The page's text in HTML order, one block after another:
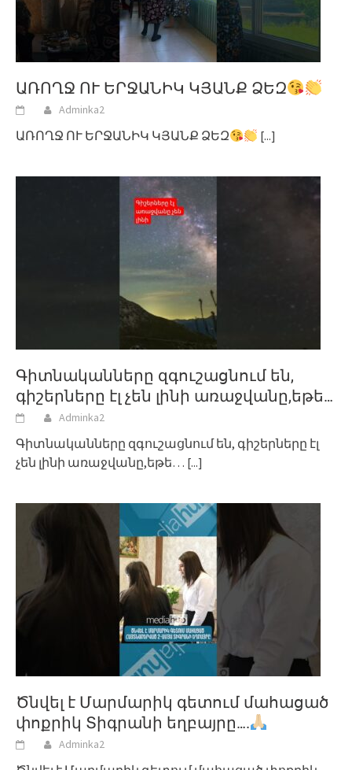
ԱՌՈՂՋ ՈՒ ԵՐՋԱՆԻԿ ԿՅԱՆՔ ՁԵԶ
Adminka2
ԱՌՈՂՋ ՈՒ ԵՐՋԱՆԻԿ ԿՅԱՆՔ ՁԵԶ [...]
Գիտնականները զգուշացնում են,
գիշերները էլ չեն լինի առաջվանը,եթե…
Adminka2
Գիտնականները զգուշացնում են, գիշերները էլ
չեն լինի առաջվանը,եթե… [...]
Ծնվել է Մարմարիկ գետում մահացած
փոքրիկ Տիգրանի եղբայրը….
Adminka2